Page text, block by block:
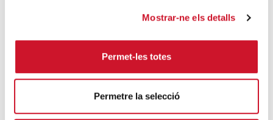
Mostrar-ne els detalls
Permet-les totes
Permetre la selecció
9 de cada 10 jóvenes atendidos por Feina
Una crisis social que ya hace demasiado
tiempo que perdura
SIGUE LEYENDO